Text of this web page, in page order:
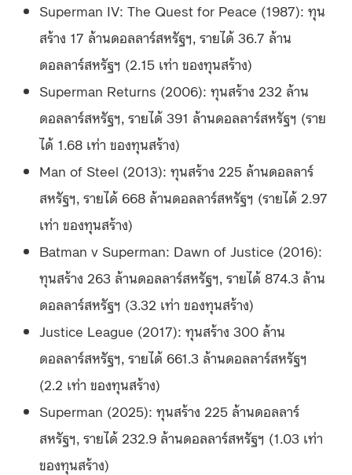
Superman IV: The Quest for Peace (1987): ทุน
สร้าง 17 ล้านดอลลาร์สหรัฐฯ, รายได้ 36.7 ล้าน
ดอลลาร์สหรัฐฯ (2.15 เท่า ของทุนสร้าง)
Superman Returns (2006): ทุนสร้าง 232 ล้าน
ดอลลาร์สหรัฐฯ, รายได้ 391 ล้านดอลลาร์สหรัฐฯ (ราย
ได้ 1.68 เท่า ของทุนสร้าง)
Man of Steel (2013): ทุนสร้าง 225 ล้านดอลลาร์
สหรัฐฯ, รายได้ 668 ล้านดอลลาร์สหรัฐฯ (รายได้ 2.97
เท่า ของทุนสร้าง)
Batman v Superman: Dawn of Justice (2016):
ทุนสร้าง 263 ล้านดอลลาร์สหรัฐฯ, รายได้ 874.3 ล้าน
ดอลลาร์สหรัฐฯ (3.32 เท่า ของทุนสร้าง)
Justice League (2017): ทุนสร้าง 300 ล้าน
ดอลลาร์สหรัฐฯ, รายได้ 661.3 ล้านดอลลาร์สหรัฐฯ
(2.2 เท่า ของทุนสร้าง)
Superman (2025): ทุนสร้าง 225 ล้านดอลลาร์
สหรัฐฯ, รายได้ 232.9 ล้านดอลลาร์สหรัฐฯ (1.03 เท่า
ของทุนสร้าง)